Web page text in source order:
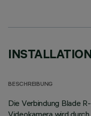
BESCHREIBUNG
Die Verbindung Blade
Videokamera wird